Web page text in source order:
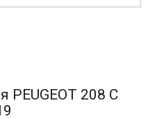
208 C